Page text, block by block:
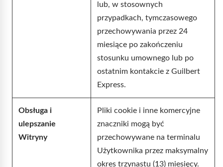
lub, w stosownych
przypadkach, tymczasowego
przechowywania przez 24
miesiące po zakończeniu
stosunku umownego lub po
ostatnim kontakcie z Guilbert
Express.
Obsługa i
ulepszanie
Witryny
Pliki cookie i inne komercyjne
znaczniki mogą być
przechowywane na terminalu
Użytkownika przez maksymalny
okres trzynastu (13) miesięcy.